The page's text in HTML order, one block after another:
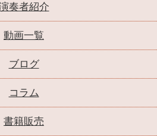
奏者紹介
動画一覧
ブログ
コラム
書籍販売